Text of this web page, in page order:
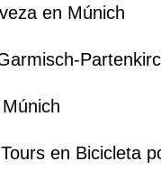
en Múnich
en Bicicleta